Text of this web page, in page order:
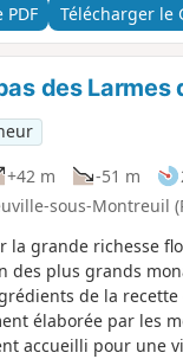
Télécharger le
des
+42 m -51 m
sous-Montreuil
la grande richesse
des plus grands
de la
élaborée par les
accueilli pour une